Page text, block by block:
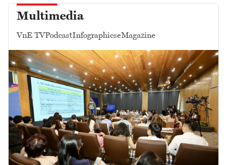
Multimedia
VnE TVPodcastInfographicseMagazine